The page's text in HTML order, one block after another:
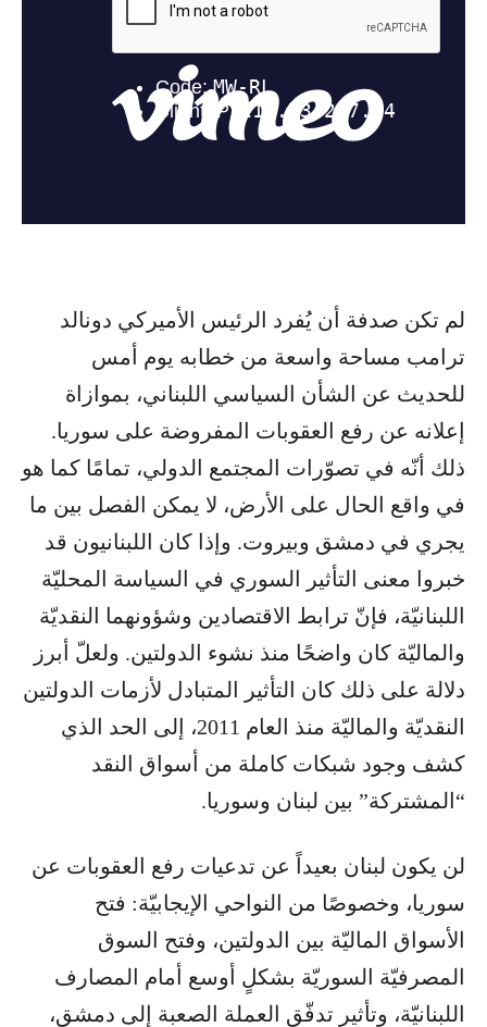
لم تكن صدفة أن يُفرد الرئيس الأميركي دونالد
ترامب مساحة واسعة من خطابه يوم أمس
للحديث عن الشأن السياسي اللبناني، بموازاة
إعلانه عن رفع العقوبات المفروضة على سوريا.
ذلك أنّه في تصوّرات المجتمع الدولي، تمامًا كما هو
في واقع الحال على الأرض، لا يمكن الفصل بين ما
يجري في دمشق وبيروت. وإذا كان اللبنانيون قد
خبروا معنى التأثير السوري في السياسة المحليّة
اللبنانيّة، فإنّ ترابط الاقتصادين وشؤونهما النقديّة
والماليّة كان واضحًا منذ نشوء الدولتين. ولعلّ أبرز
دلالة على ذلك كان التأثير المتبادل لأزمات الدولتين
النقديّة والماليّة منذ العام 2011، إلى الحد الذي
كشف وجود شبكات كاملة من أسواق النقد
“المشتركة” بين لبنان وسوريا.
لن يكون لبنان بعيداً عن تدعيات رفع العقوبات عن
سوريا، وخصوصًا من النواحي الإيجابيّة: فتح
الأسواق الماليّة بين الدولتين، وفتح السوق
المصرفيّة السوريّة بشكلٍ أوسع أمام المصارف
اللبنانيّة، وتأثير تدفّق العملة الصعبة إلى دمشق،